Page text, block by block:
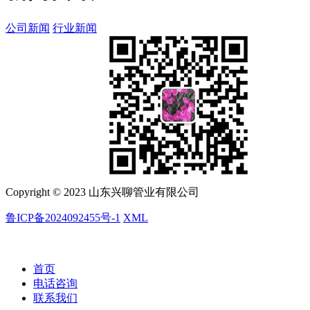
公司新闻 行业新闻
Copyright © 2023 山东兴聊管业有限公司
鲁ICP备2024092455号-1 XML
首页
电话咨询
联系我们